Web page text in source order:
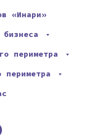
«Инари»
бизнеса
периметра
периметра